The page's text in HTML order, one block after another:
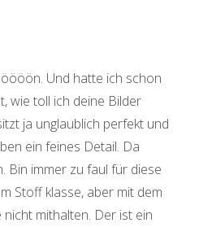
Und hatte ich schon
wie toll ich deine Bilder
ja unglaublich perfekt und
ein feines Detail. Da
Bin immer zu faul für diese
Stoff klasse, aber mit dem
mithalten. Der ist ein